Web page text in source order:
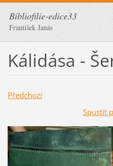
Bibliofilie-edice33
František Janás
Kálidása -
Předchozí
Spustit